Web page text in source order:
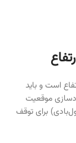
است و باید
موقعیت
برای توقف